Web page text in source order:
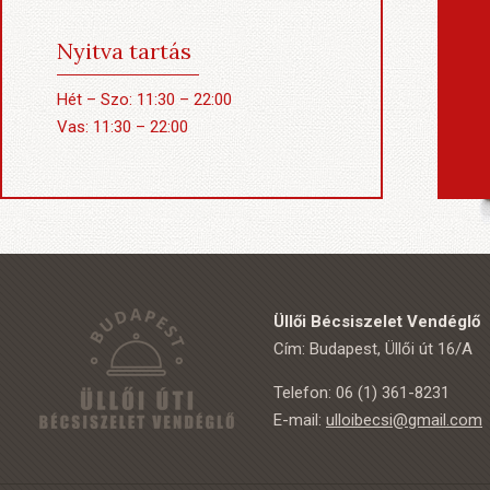
Nyitva tartás
Hét – Szo: 11:30 – 22:00
Vas: 11:30 – 22:00
Üllői Bécsiszelet Vendéglő
Cím: Budapest, Üllői út 16/A
Telefon: 06 (1) 361-8231
E-mail: ulloibecsi@gmail.com